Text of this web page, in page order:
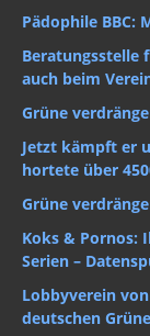
Pädophile BBC:
Beratungsstelle
auch beim
Grüne
Jetzt kämpft er
hortete über
Grüne
Koks & Pornos:
Serien –
Lobbyverein
deutschen